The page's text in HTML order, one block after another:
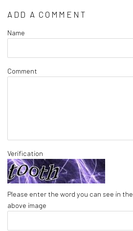
ADD A COMMENT
Name
Comment
Verification
Please enter the word you can see in the
above image